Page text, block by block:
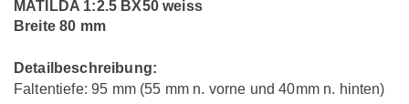
MATILDA 1:2.5 BX50 weiss
Breite 80 mm
Detailbeschreibung:
Faltentiefe: 95 mm (55 mm n. vorne und 40mm n. hinten)